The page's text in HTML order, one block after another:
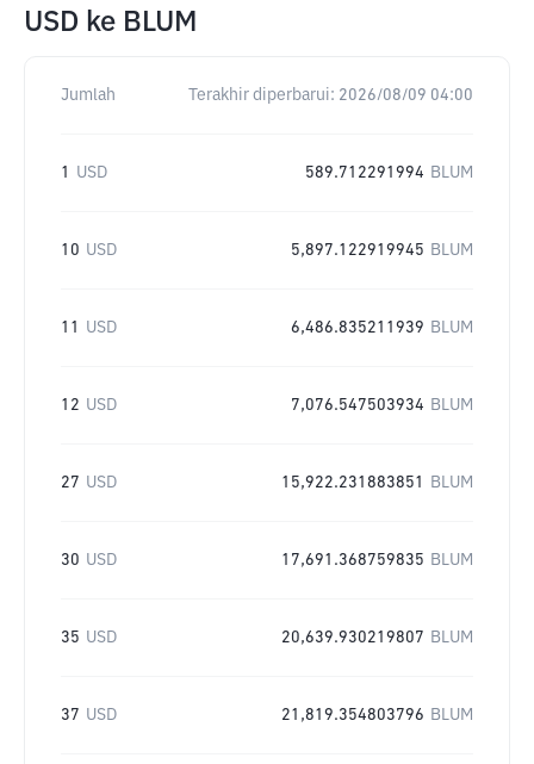
USD ke BLUM
Jumlah Terakhir diperbarui: 2026/08/09 04:00
1 USD 589.712291994 BLUM
10 USD 5,897.122919945 BLUM
11 USD 6,486.835211939 BLUM
12 USD 7,076.547503934 BLUM
27 USD 15,922.231883851 BLUM
30 USD 17,691.368759835 BLUM
35 USD 20,639.930219807 BLUM
37 USD 21,819.354803796 BLUM